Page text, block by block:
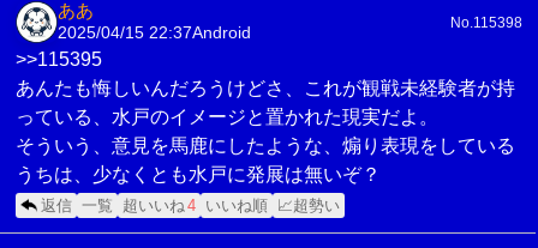
ああ
2025/04/15 22:37Android
No.115398
>>115395
あんたも悔しいんだろうけどさ、これが観戦未経験者が持
っている、水戸のイメージと置かれた現実だよ。
そういう、意見を馬鹿にしたような、煽り表現をしている
うちは、少なくとも水戸に発展は無いぞ？
返信 一覧 超いいね4 いいね順 📈超勢い